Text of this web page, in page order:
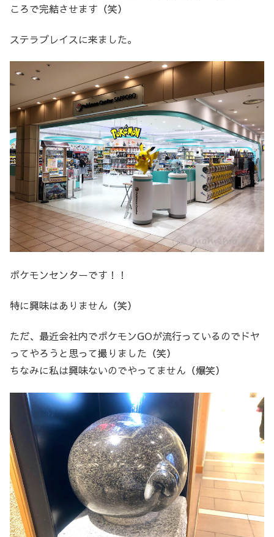
ころで完結させます（笑）
ステラプレイスに来ました。
ポケモンセンターです！！
特に興味はありません（笑）
ただ、最近会社内でポケモンGOが流行っているのでドヤ
ってやろうと思って撮りました（笑）
ちなみに私は興味ないのでやってません（爆笑）